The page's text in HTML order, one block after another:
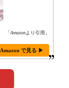
「Amazonより引用」
Amazon で見る ▶